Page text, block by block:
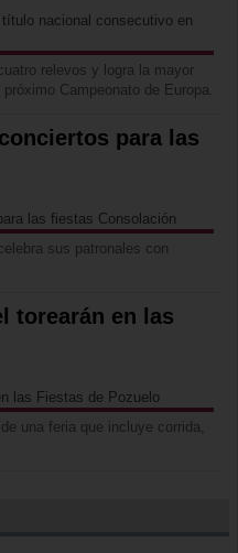
relevos y logra la mayor
Campeonato de Europa.
para las
sus patronales con
torearán en las
una feria que incluye corrida,